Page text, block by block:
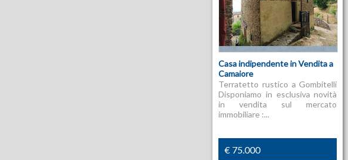
Casa indipendente in Vendita a
Camaiore
Terratetto rustico a Gombitelli
Disponiamo in esclusiva novità
in vendita sul mercato
immobiliare :...
€ 75.000